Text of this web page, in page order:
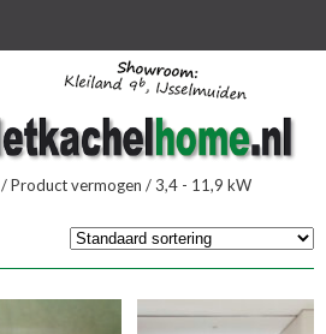
/ Product vermogen / 3,4 - 11,9 kW